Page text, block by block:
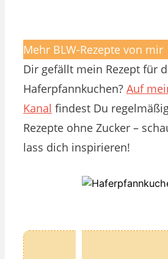
Mehr BLW-Rezepte von mir
Dir gefällt mein Rezept für
Haferpfannkuchen? Auf
Kanal findest Du
Rezepte ohne Zucker –
lass dich inspirieren!